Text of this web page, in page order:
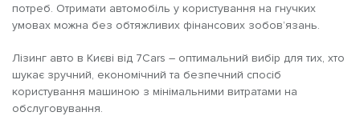
потреб. Отримати автомобіль у користування на гнучких
умовах можна без обтяжливих фінансових зобов’язань.
Лізинг авто в Києві від 7Cars – оптимальний вибір для тих, хто
шукає зручний, економічний та безпечний спосіб
користування машиною з мінімальними витратами на
обслуговування.